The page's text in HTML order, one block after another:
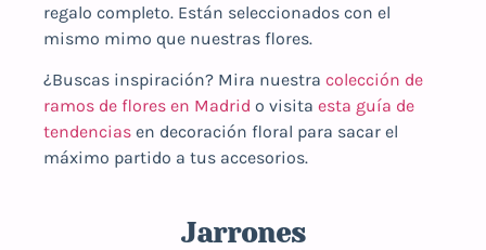
regalo completo. Están seleccionados con el
mismo mimo que nuestras flores.
¿Buscas inspiración? Mira nuestra colección de
ramos de flores en Madrid o visita esta guía de
tendencias en decoración floral para sacar el
máximo partido a tus accesorios.
Jarrones